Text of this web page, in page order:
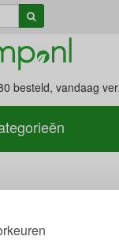
besteld, vandaag